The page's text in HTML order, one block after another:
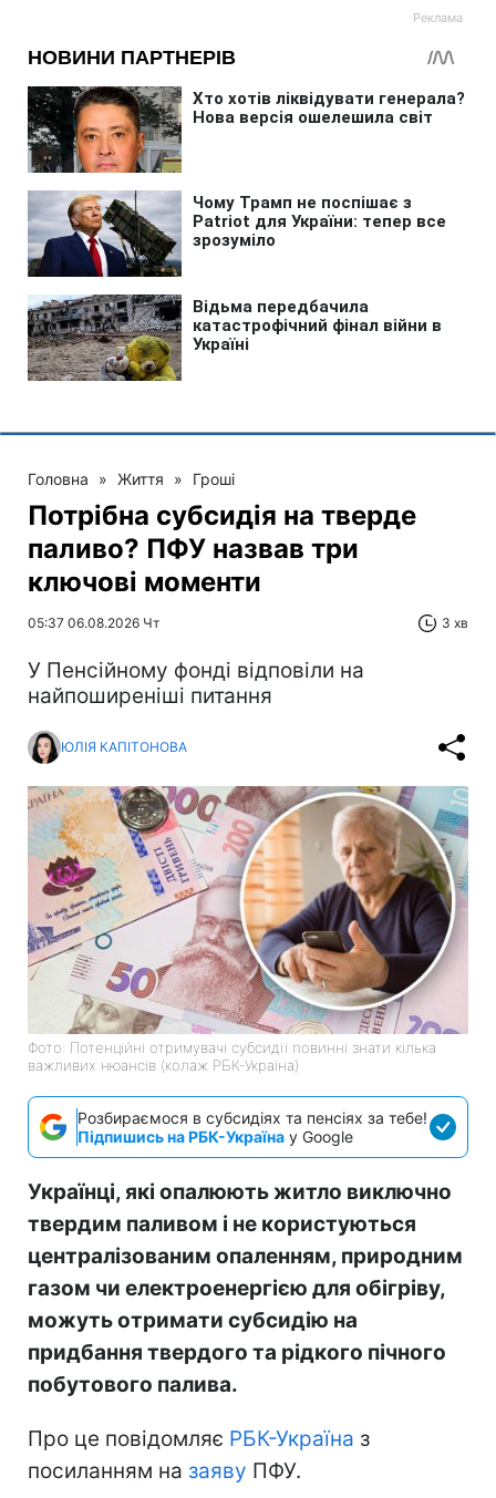
Головна » Життя » Гроші
Потрібна субсидія на тверде
паливо? ПФУ назвав три
ключові моменти
05:37 06.08.2026 Чт 3 хв
У Пенсійному фонді відповіли на
найпоширеніші питання
ЮЛІЯ КАПІТОНОВА
Фото: Потенційні отримувачі субсидії повинні знати кілька
важливих нюансів (колаж РБК-Україна)
Розбираємося в субсидіях та пенсіях за тебе!
Підпишись на РБК-Україна у Google
Українці, які опалюють житло виключно
твердим паливом і не користуються
централізованим опаленням, природним
газом чи електроенергією для обігріву,
можуть отримати субсидію на
придбання твердого та рідкого пічного
побутового палива.
Про це повідомляє РБК-Україна з
посиланням на заяву ПФУ.